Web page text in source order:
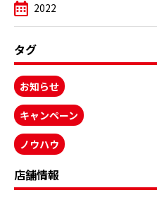
2022
タグ
お知らせ
キャンペーン
ノウハウ
店舗情報